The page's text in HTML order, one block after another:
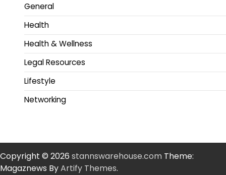
General
Health
Health & Wellness
Legal Resources
Lifestyle
Networking
Copyright © 2026 stannswarehouse.com Theme:
Magaznews ByArtify Themes.